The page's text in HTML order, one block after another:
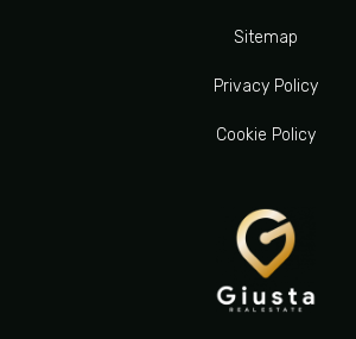
Sitemap
Privacy Policy
Cookie Policy